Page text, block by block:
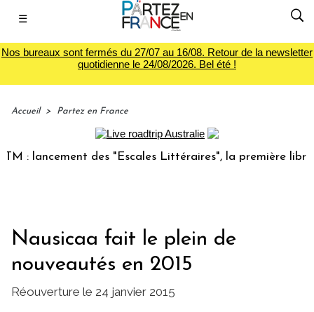
☰
Nos bureaux sont fermés du 27/07 au 16/08. Retour de la newsletter
quotidienne le 24/08/2026. Bel été !
Accueil > Partez en France
des "Escales Littéraires", la première librairie
Nausicaa fait le plein de
nouveautés en 2015
Réouverture le 24 janvier 2015